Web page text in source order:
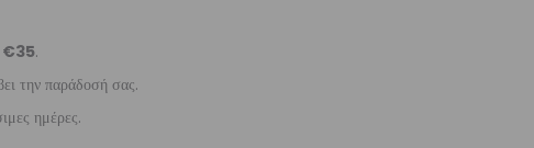
€35.
την παράδοσή σας.
ημέρες.